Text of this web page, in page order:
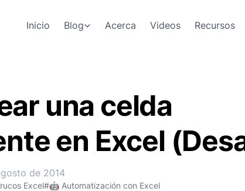
Inicio Blog Acerca Videos Recursos
una celda
en Excel
de 2014
Excel#🤖 Automatización con Excel